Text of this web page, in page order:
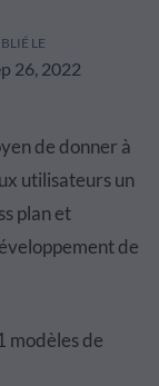
LE
26, 2022
de donner à
utilisateurs un
plan et
de
modèles de